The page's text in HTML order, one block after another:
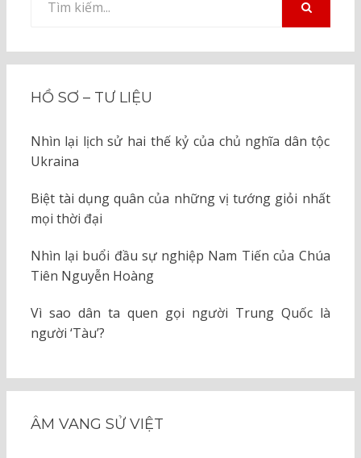
kiếm
HỒ SƠ – TƯ LIỆU
Nhìn lại lịch sử hai thế kỷ của chủ nghĩa dân tộc
Ukraina
Biệt tài dụng quân của những vị tướng giỏi nhất
mọi thời đại
Nhìn lại buổi đầu sự nghiệp Nam Tiến của Chúa
Tiên Nguyễn Hoàng
Vì sao dân ta quen gọi người Trung Quốc là
người ‘Tàu’?
ÂM VANG SỬ VIỆT